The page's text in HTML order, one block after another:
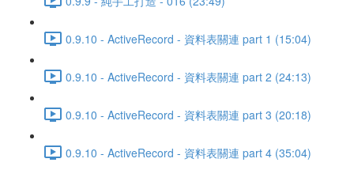
0.9.10 - ActiveRecord - 資料表關連 part 1 (15:04)
0.9.10 - ActiveRecord - 資料表關連 part 2 (24:13)
0.9.10 - ActiveRecord - 資料表關連 part 3 (20:18)
0.9.10 - ActiveRecord - 資料表關連 part 4 (35:04)